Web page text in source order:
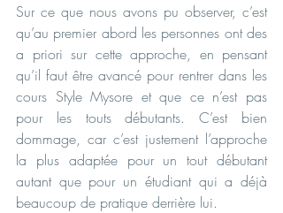
Sur ce que nous avons pu observer, c’est
qu’au premier abord les personnes ont des
a priori sur cette approche, en pensant
qu’il faut être avancé pour rentrer dans les
cours Style Mysore et que ce n’est pas
pour les touts débutants. C’est bien
dommage, car c’est justement l’approche
la plus adaptée pour un tout débutant
autant que pour un étudiant qui a déjà
beaucoup de pratique derrière lui.